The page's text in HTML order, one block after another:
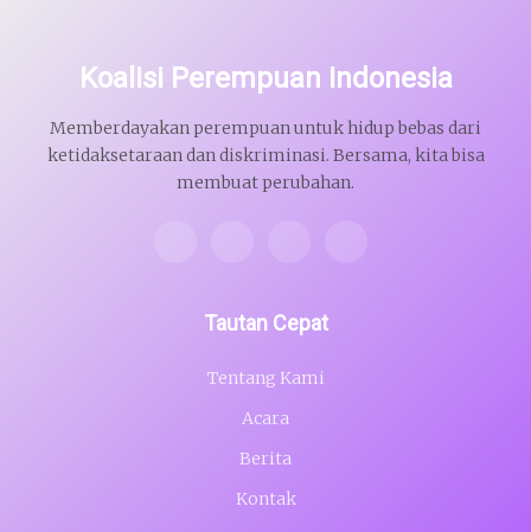
Koalisi Perempuan Indonesia
Memberdayakan perempuan untuk hidup bebas dari
ketidaksetaraan dan diskriminasi. Bersama, kita bisa
membuat perubahan.
Tautan Cepat
Tentang Kami
Acara
Berita
Kontak